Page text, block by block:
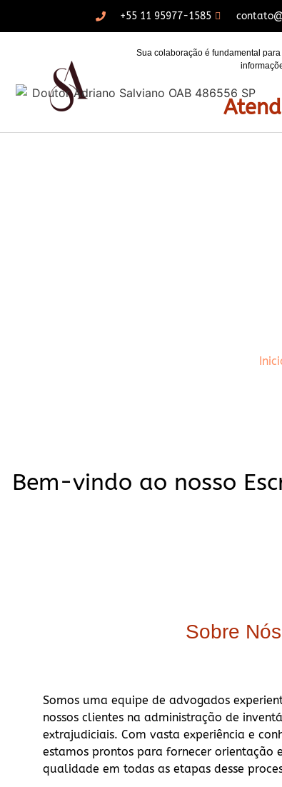
+55 11 95977-1585
Sua colaboração é fundamental
Bem-vindo ao nosso
Sobre Nós
Somos uma equipe de advogados
nossos clientes na administração de
extrajudiciais. Com vasta experiência e
estamos prontos para fornecer orientação
qualidade em todas as etapas desse